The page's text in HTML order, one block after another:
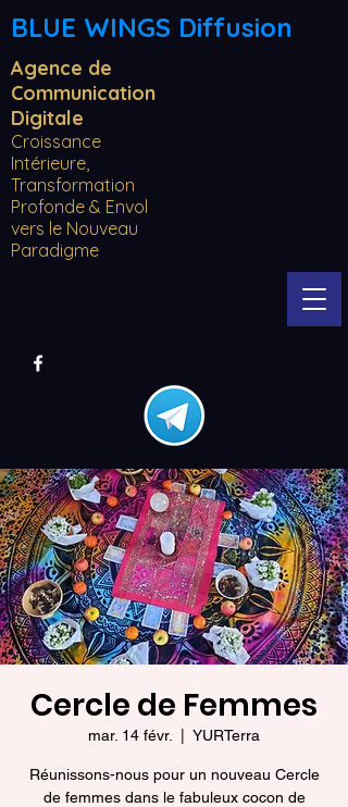
BLUE WINGS Diffusion
Agence de
Communication
Digitale
Croissance
Intérieure,
Transformation
Profonde & Envol
vers le Nouveau
Paradigme
Cercle de Femmes
mar. 14 févr. YURTerra
Réunissons-nous pour un nouveau Cercle
de femmes dans le fabuleux cocon de